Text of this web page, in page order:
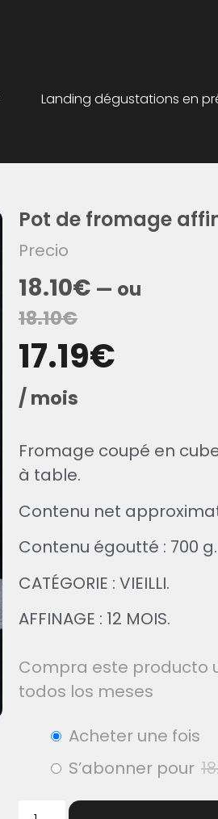
Landing dégustations en
Pot de fromage
Precio
18.10€ — ou
18.10€
17.19€
/ mois
Fromage coupé en
à table.
Contenu net
Contenu égoutté : 700 g.
CATÉGORIE : VIEILLI.
AFFINAGE : 12 MOIS.
Compra este producto
todos los meses
Acheter une fois
S’abonner pour